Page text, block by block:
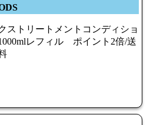
ストリートメントコンディショ
レフィル ポイント2倍/送